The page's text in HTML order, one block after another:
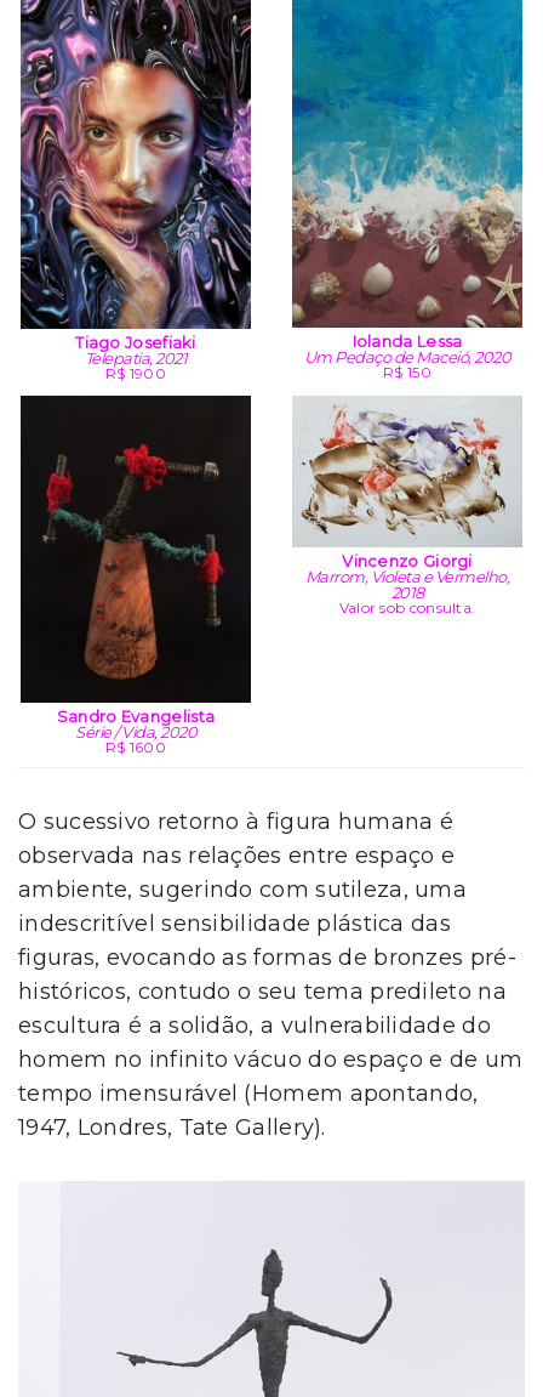
Tiago Josefiaki
Telepatia, 2021
R$ 1900
Iolanda Lessa
Um Pedaço de Maceió, 2020
R$ 150
Sandro Evangelista
Série / Vida, 2020
R$ 1600
Vincenzo Giorgi
Marrom, Violeta e Vermelho,
2018
Valor sob consulta.
O sucessivo retorno à figura humana é
observada nas relações entre espaço e
ambiente, sugerindo com sutileza, uma
indescritível sensibilidade plástica das
figuras, evocando as formas de bronzes pré-
históricos, contudo o seu tema predileto na
escultura é a solidão, a vulnerabilidade do
homem no infinito vácuo do espaço e de um
tempo imensurável (Homem apontando,
1947, Londres, Tate Gallery).